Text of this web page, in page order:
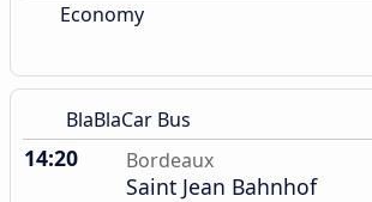
Economy
BlaBlaCar Bus
14:20 Bordeaux
Saint Jean Bahnhof